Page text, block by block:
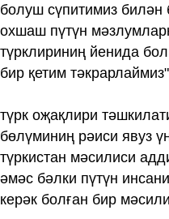
болуш сүпитимиз билән
охшаш пүтүн
түрклириниң йенида
бир қетим
түрк оҗақлири
бөлүминиң рәиси явуз
түркистан мәсилиси
әмәс бәлки пүтүн
керәк болған бир